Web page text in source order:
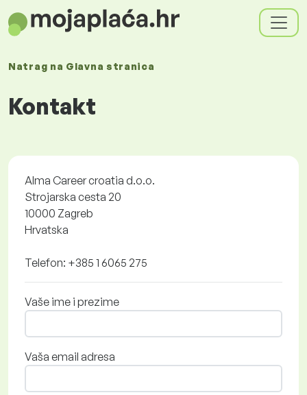
Natrag na Glavna stranica
Kontakt
Alma Career croatia d.o.o.
Strojarska cesta 20
10000 Zagreb
Hrvatska
Telefon: +385 1 6065 275
Vaše ime i prezime
Vaša email adresa